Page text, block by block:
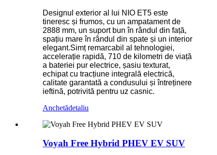
Designul exterior al lui NIO ET5 este
tineresc și frumos, cu un ampatament de
2888 mm, un suport bun în rândul din față,
spațiu mare în rândul din spate și un interior
elegant.Simț remarcabil al tehnologiei,
accelerație rapidă, 710 de kilometri de viață
a bateriei pur electrice, șasiu texturat,
echipat cu tracțiune integrală electrică,
calitate garantată a condusului și întreținere
ieftină, potrivită pentru uz casnic.
Anchetădetaliu
Voyah Free Hybrid PHEV EV SUV